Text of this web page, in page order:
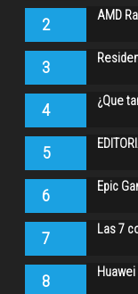
2 AMD
3
4 ¿Que
5
6 Epic
7 Las 7
8